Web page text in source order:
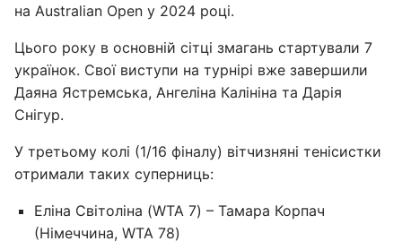
на Australian Open у 2024 році.
Цього року в основній сітці змагань стартували 7
українок. Свої виступи на турнірі вже завершили
Даяна Ястремська, Ангеліна Калініна та Дарія
Снігур.
У третьому колі (1/16 фіналу) вітчизняні тенісистки
отримали таких суперниць:
Еліна Світоліна (WTA 7) – Тамара Корпач
(Німеччина, WTA 78)